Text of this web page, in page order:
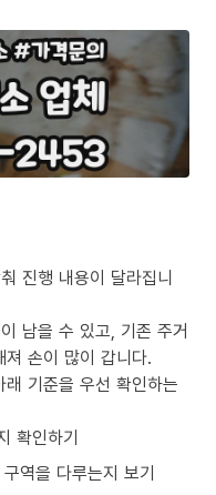
진행 내용이 달라집니
남을 수 있고, 기존 주거
손이 많이 갑니다.
기준을 우선 확인하는
확인하기
역을 다루는지 보기